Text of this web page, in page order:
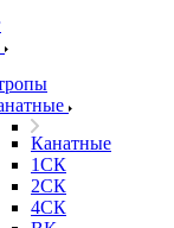
Канатные
1СК
2СК
4СК